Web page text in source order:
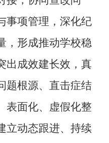
事项管理，深化纪
，形成推动学校稳
出成效建长效，真
题根源、直击症结
表面化、虚假化整
立动态跟进、持续